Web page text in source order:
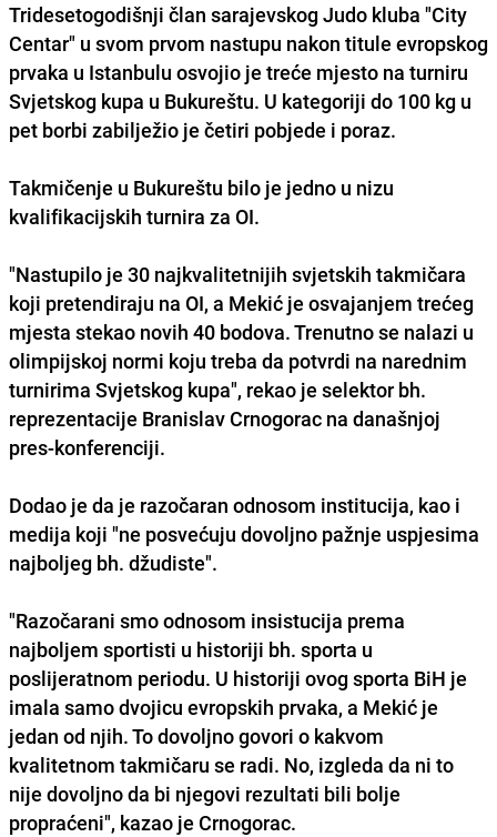
Tridesetogodišnji član sarajevskog Judo kluba "City
Centar" u svom prvom nastupu nakon titule evropskog
prvaka u Istanbulu osvojio je treće mjesto na turniru
Svjetskog kupa u Bukureštu. U kategoriji do 100 kg u
pet borbi zabilježio je četiri pobjede i poraz.
Takmičenje u Bukureštu bilo je jedno u nizu
kvalifikacijskih turnira za OI.
"Nastupilo je 30 najkvalitetnijih svjetskih takmičara
koji pretendiraju na OI, a Mekić je osvajanjem trećeg
mjesta stekao novih 40 bodova. Trenutno se nalazi u
olimpijskoj normi koju treba da potvrdi na narednim
turnirima Svjetskog kupa", rekao je selektor bh.
reprezentacije Branislav Crnogorac na današnjoj
pres-konferenciji.
Dodao je da je razočaran odnosom institucija, kao i
medija koji "ne posvećuju dovoljno pažnje uspjesima
najboljeg bh. džudiste".
"Razočarani smo odnosom insistucija prema
najboljem sportisti u historiji bh. sporta u
poslijeratnom periodu. U historiji ovog sporta BiH je
imala samo dvojicu evropskih prvaka, a Mekić je
jedan od njih. To dovoljno govori o kakvom
kvalitetnom takmičaru se radi. No, izgleda da ni to
nije dovoljno da bi njegovi rezultati bili bolje
propraćeni", kazao je Crnogorac.